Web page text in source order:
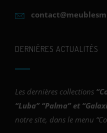
DERNIÈRES ACTUALITÉS
Les dernières collections “
“Luba” “Palma” et “
notre site, dans le menu